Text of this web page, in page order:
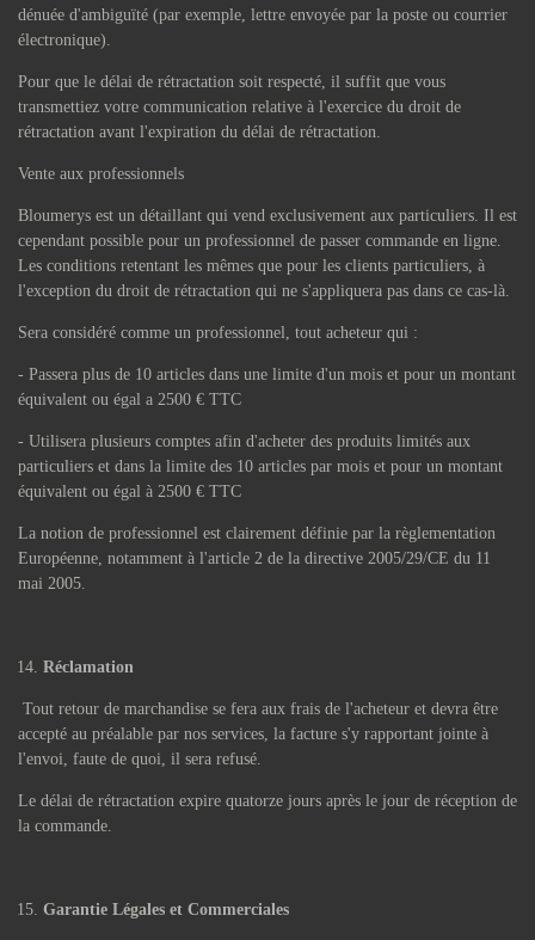
dénuée d'ambiguïté (par exemple, lettre envoyée par la poste ou courrier
électronique).
Pour que le délai de rétractation soit respecté, il suffit que vous
transmettiez votre communication relative à l'exercice du droit de
rétractation avant l'expiration du délai de rétractation.
Vente aux professionnels
Bloumerys est un détaillant qui vend exclusivement aux particuliers. Il est
cependant possible pour un professionnel de passer commande en ligne.
Les conditions retentant les mêmes que pour les clients particuliers, à
l'exception du droit de rétractation qui ne s'appliquera pas dans ce cas-là.
Sera considéré comme un professionnel, tout acheteur qui :
- Passera plus de 10 articles dans une limite d'un mois et pour un montant
équivalent ou égal a 2500 € TTC
- Utilisera plusieurs comptes afin d'acheter des produits limités aux
particuliers et dans la limite des 10 articles par mois et pour un montant
équivalent ou égal à 2500 € TTC
La notion de professionnel est clairement définie par la règlementation
Européenne, notamment à l'article 2 de la directive 2005/29/CE du 11
mai 2005.
Réclamation
Tout retour de marchandise se fera aux frais de l'acheteur et devra être
accepté au préalable par nos services, la facture s'y rapportant jointe à
l'envoi, faute de quoi, il sera refusé.
Le délai de rétractation expire quatorze jours après le jour de réception de
la commande.
Garantie Légales et Commerciales